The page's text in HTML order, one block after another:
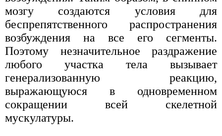
мозгу создаются условия для
беспрепятственного распространения
возбуждения на все его сегменты.
Поэтому незначительное раздражение
любого участка тела вызывает
генерализованную реакцию,
выражающуюся в одновременном
сокращении всей скелетной
мускулатуры.